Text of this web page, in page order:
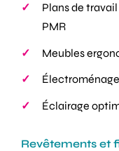
Plans de
PMR
Meubles
Éclairage
Revêtements et